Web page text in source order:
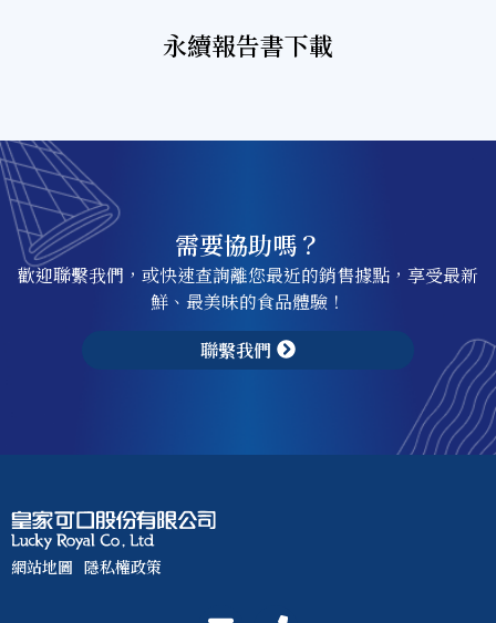
永續報告書下載
需要協助嗎？
歡迎聯繫我們，或快速查詢離您最近的銷售據點，享受最新
鮮、最美味的食品體驗！
聯繫我們
網站地圖 隱私權政策